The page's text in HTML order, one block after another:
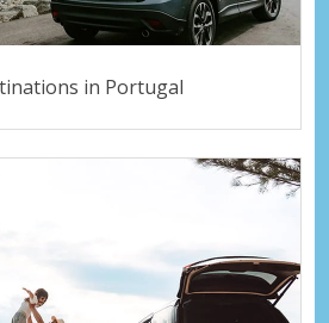
in Portugal